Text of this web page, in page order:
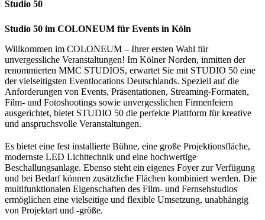
Studio 50
Studio 50 im COLONEUM für Events in Köln
Willkommen im COLONEUM – Ihrer ersten Wahl für
unvergessliche Veranstaltungen! Im Kölner Norden, inmitten der
renommierten MMC STUDIOS, erwartet Sie mit STUDIO 50 eine
der vielseitigsten Eventlocations Deutschlands. Speziell auf die
Anforderungen von Events, Präsentationen, Streaming-Formaten,
Film- und Fotoshootings sowie unvergesslichen Firmenfeiern
ausgerichtet, bietet STUDIO 50 die perfekte Plattform für kreative
und anspruchsvolle Veranstaltungen.
Es bietet eine fest installierte Bühne, eine große Projektionsfläche,
modernste LED Lichttechnik und eine hochwertige
Beschallungsanlage. Ebenso steht ein eigenes Foyer zur Verfügung
und bei Bedarf können zusätzliche Flächen kombiniert werden. Die
multifunktionalen Eigenschaften des Film- und Fernsehstudios
ermöglichen eine vielseitige und flexible Umsetzung, unabhängig
von Projektart und -größe.